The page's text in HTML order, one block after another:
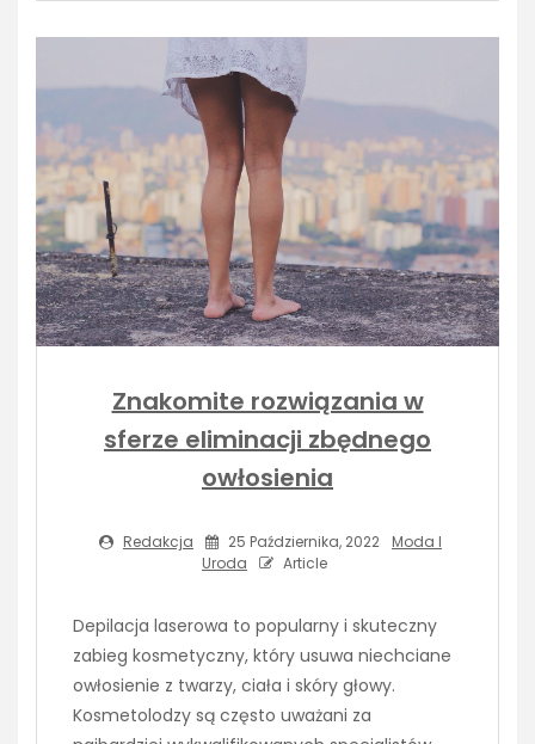
Znakomite rozwiązania w
sferze eliminacji zbędnego
owłosienia
Redakcja 25 Października, 2022
Moda I
Uroda
Article
Depilacja laserowa to popularny i skuteczny
zabieg kosmetyczny, który usuwa niechciane
owłosienie z twarzy, ciała i skóry głowy.
Kosmetolodzy są często uważani za